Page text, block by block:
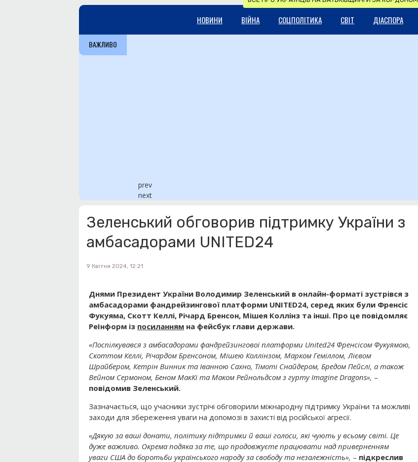
НОВИНИ ВІЙНА СОЦПОЛІТИКА СВІТ ДІАСПОРА
ВАЖЛИВО
prev
next
Зеленський обговорив підтримку України з
амбасадорами UNITED24
9 Квітня 2024, 12:21
Днями Президент України Володимир Зеленський в онлайн-форматі зустрівся з
амбасадорами фандрейзингової платформи UNITED24, серед яких були Френсіс
Фукуяма, Скотт Келлі, Річард Бренсон, Мішея Коллінз та інші. Про це повідомляє
РеІнформ із посиланням на фейсбук глави держави.
«Поспілкувався з амбасадорами фандрейзингової платформи United24 Френсісом Фукуямою,
Скоттом Келлі, Річардом Бренсоном, Мішею Коллінзом, Марком Геміллом, Лієвом
Шрайбером, Кетрін Винник та Іванною Сахно, Тімоті Снайдером, Бредом Пейслі, а також
Вейном Сермоном, Беном МакКі та Маком Рейнольдсом з гурту Imagine Dragons», –
повідомив Зеленський.
Зазначається, що учасники зустрічі обговорили міжнародну підтримку України та можливі
заходи для збереження уваги на допомозі в захисті від російської агресії.
«Дякую за ваші донати, політику підтримки й ваші голоси, які чують у всьому світі. Це
дуже важливо. Окрема подяка за те, що продовжуєте працювати над приверненням
уваги США до боротьби українського народу за свободу та незалежність», – підкреслив